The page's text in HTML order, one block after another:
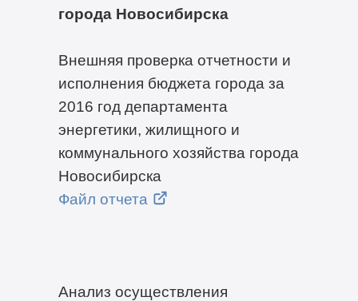
города Новосибирска
Внешняя проверка отчетности и
исполнения бюджета города за
2016 год департамента
энергетики, жилищного и
коммунального хозяйства города
Новосибирска
Файл отчета
Анализ осуществления